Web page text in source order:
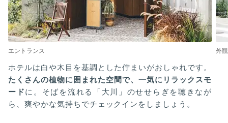
エントランス 外観
ホテルは白や木目を基調とした佇まいがおしゃれです。
たくさんの植物に囲まれた空間で、一気にリラックスモ
ードに。そばを流れる「大川」のせせらぎを聴きなが
ら、爽やかな気持ちでチェックインをしましょう。